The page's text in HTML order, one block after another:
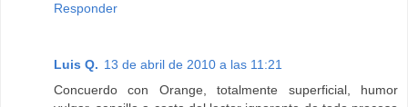
Responder
Luis Q. 13 de abril de 2010 a las 11:21
Concuerdo con Orange, totalmente superficial, humor